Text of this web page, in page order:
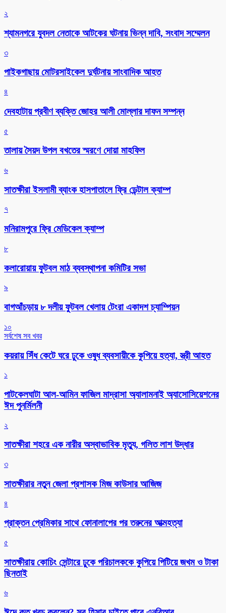
২
শ্যামনগরে যুবদল নেতাকে আটকের ঘটনায় ভিন্ন দাবি, সংবাদ সম্মেলন
৩
পাইকগাছায় মোটরসাইকেল দুর্ঘটনায় সাংবাদিক আহত
৪
দেবহাটায় প্রবীণ ব্যক্তি জোহর আলী মোল্লার দাফন সম্পন্ন
৫
তালায় সৈয়দ উপল বখতের স্মরণে দোয়া মাহফিল
৬
সাতক্ষীরা ইসলামী ব্যাংক হাসপাতালে ফ্রি ডেন্টাল ক্যাম্প
৭
মনিরামপুরে ফ্রি মেডিকেল ক্যাম্প
৮
কলারোয়ায় ফুটবল মাঠ ব্যবস্থাপনা কমিটির সভা
৯
বাগআঁচড়ায় ৮ দলীয় ফুটবল খেলায় টেংরা একাদশ চ্যাম্পিয়ন
১০
সর্বশেষ সব খবর
কয়রায় সিঁধ কেটে ঘরে ঢুকে ওষুধ ব্যবসায়ীকে কুপিয়ে হত্যা, স্ত্রী আহত
১
পাটকেলঘাটা আল-আমিন ফাজিল মাদ্রাসা অ্যালামনাই অ্যাসোসিয়েশনের
ঈদ পুনর্মিলনী
২
সাতক্ষীরা শহরে এক নারীর অস্বাভাবিক মৃত্যু, গলিত লাশ উদ্ধার
৩
সাতক্ষীরার নতুন জেলা প্রশাসক মিজ কাউসার আজিজ
৪
প্রাক্তন প্রেমিকার সাথে ফোনালাপের পর তরুনের আত্মহত্যা
৫
সাতক্ষীরায় কোচিং সেন্টারে ঢুকে পরিচালককে কুপিয়ে পিটিয়ে জখম ও টাকা
ছিনতাই
৬